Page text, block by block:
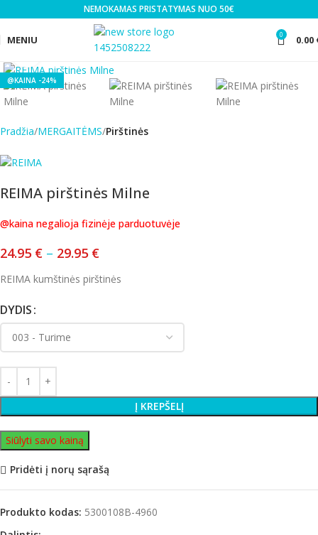
NEMOKAMAS PRISTATYMAS NUO 50€
MENIU 0 0.00
-24%
Click to enlarge
Pradžia MERGAITĖMS Pirštinės
REIMA pirštinės Milne
@kaina negalioja fizinėje parduotuvėje
24.95 € – 29.95 €
REIMA kumštinės pirštinės
DYDIS
Į KREPŠELĮ
Siūlyti savo kainą
Pridėti į norų sąrašą
Produkto kodas: 5300108B-4960